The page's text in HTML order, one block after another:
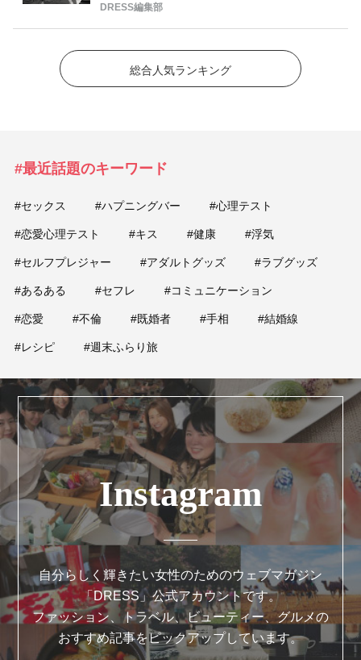
DRESS編集部
総合人気ランキング
#最近話題のキーワード
#セックス #ハプニングバー #心理テスト
#恋愛心理テスト #キス #健康 #浮気
#セルフプレジャー #アダルトグッズ #ラブグッズ
#あるある #セフレ #コミュニケーション
#恋愛 #不倫 #既婚者 #手相 #結婚線
#レシピ #週末ふらり旅
Instagram
自分らしく輝きたい女性のためのウェブマガジン
「DRESS」公式アカウントです。
ファッション、トラベル、ビューティー、グルメの
おすすめ記事をピックアップしています。